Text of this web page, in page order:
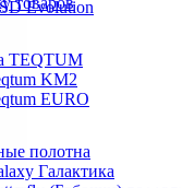
Evolution
TEQTUM
KM2
EURO
полотна
Галактика